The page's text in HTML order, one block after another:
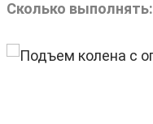
Сколько выполнять: